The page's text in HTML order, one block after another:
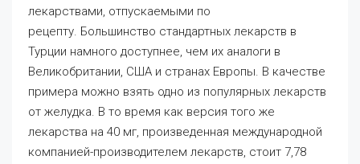
лекарствами, отпускаемыми по
рецепту. Большинство стандартных лекарств в
Турции намного доступнее, чем их аналоги в
Великобритании, США и странах Европы. В качестве
примера можно взять одно из популярных лекарств
от желудка. В то время как версия того же
лекарства на 40 мг, произведенная международной
компанией-производителем лекарств, стоит 7,78